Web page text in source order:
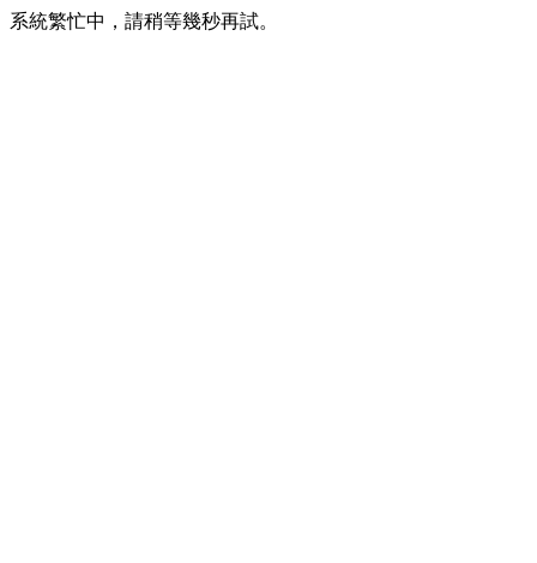
系統繁忙中，請稍等幾秒再試。